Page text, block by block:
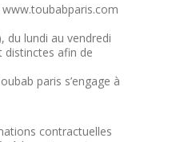
du lundi au vendredi
distinctes afin de
paris s’engage à
contractuelles